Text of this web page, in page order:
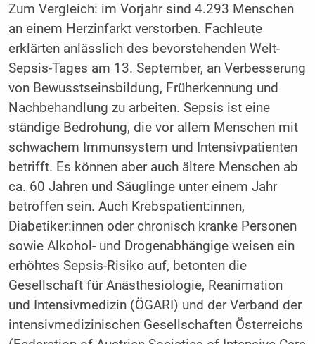
Zum Vergleich: im Vorjahr sind 4.293 Menschen
an einem Herzinfarkt verstorben. Fachleute
erklärten anlässlich des bevorstehenden Welt-
Sepsis-Tages am 13. September, an Verbesserung
von Bewusstseinsbildung, Früherkennung und
Nachbehandlung zu arbeiten. Sepsis ist eine
ständige Bedrohung, die vor allem Menschen mit
schwachem Immunsystem und Intensivpatienten
betrifft. Es können aber auch ältere Menschen ab
ca. 60 Jahren und Säuglinge unter einem Jahr
betroffen sein. Auch Krebspatient:innen,
Diabetiker:innen oder chronisch kranke Personen
sowie Alkohol- und Drogenabhängige weisen ein
erhöhtes Sepsis-Risiko auf, betonten die
Gesellschaft für Anästhesiologie, Reanimation
und Intensivmedizin (ÖGARI) und der Verband der
intensivmedizinischen Gesellschaften Österreichs